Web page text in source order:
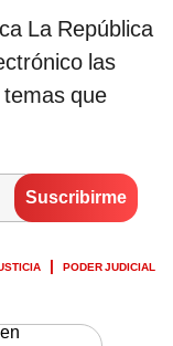
La República
las
que
PODER JUDICIAL